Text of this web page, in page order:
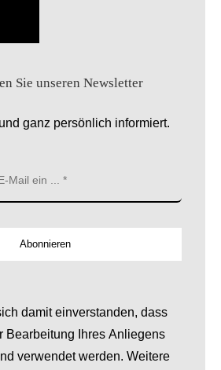
Sie unseren Newsletter
ganz persönlich informiert.
Abonnieren
damit einverstanden, dass
Bearbeitung Ihres Anliegens
verwendet werden. Weitere